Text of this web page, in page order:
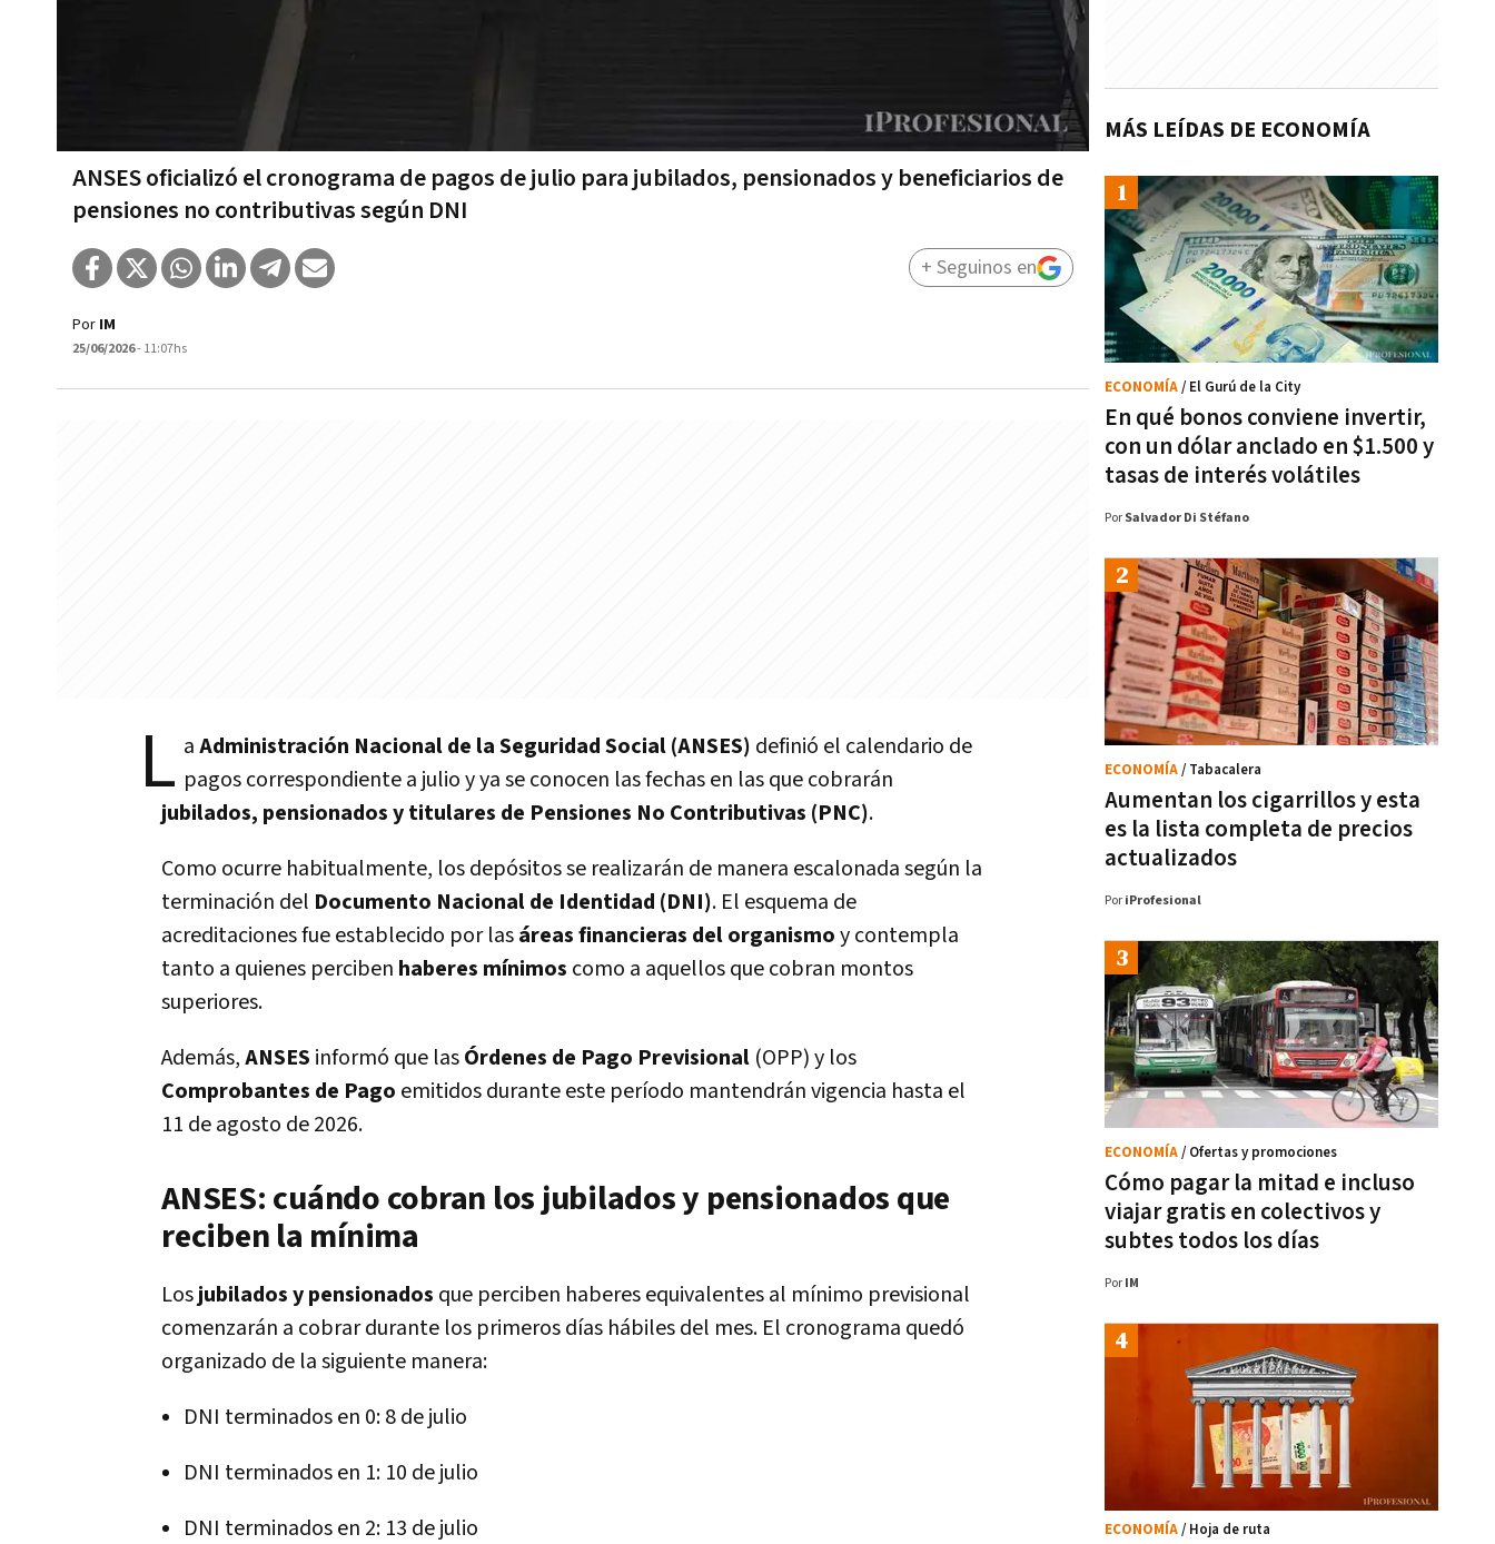
ANSES oficializó el cronograma de pagos de julio para jubilados, pensionados y beneficiarios de
pensiones no contributivas según DNI
Por IM
25/06/2026- 11:07hs
+ Seguinos en
L aAdministración Nacional de la Seguridad Social (ANSES) definió el calendario de
pagos correspondiente a julio y ya se conocen las fechas en las que cobrarán
jubilados, pensionados y titulares de Pensiones No Contributivas (PNC).
Como ocurre habitualmente, los depósitos se realizarán de manera escalonada según la
terminación del Documento Nacional de Identidad (DNI). El esquema de
acreditaciones fue establecido por lasáreas financieras del organismoy contempla
tanto a quienes perciben haberes mínimos como a aquellos que cobran montos
superiores.
Además,ANSES informó que lasÓrdenes de Pago Previsional (OPP) y los
Comprobantes de Pago emitidos durante este período mantendrán vigencia hasta el
11 de agosto de 2026.
ANSES: cuándo cobran los jubilados y pensionados que
reciben la mínima
Losjubilados y pensionados que perciben haberes equivalentes al mínimo previsional
comenzarán a cobrar durante los primeros días hábiles del mes. El cronograma quedó
organizado de la siguiente manera:
DNI terminados en 0: 8 de julio
DNI terminados en 1: 10 de julio
DNI terminados en 2: 13 de julio
MÁS LEÍDAS DE ECONOMÍA
En qué bonos conviene invertir,
con un dólar anclado en $1.500 y
tasas de interés volátiles
ECONOMÍA/ El Gurú de la City
Por Salvador Di Stéfano
Aumentan los cigarrillos y esta
es la lista completa de precios
actualizados
ECONOMÍA/ Tabacalera
Por iProfesional
Cómo pagar la mitad e incluso
viajar gratis en colectivos y
subtes todos los días
ECONOMÍA/ Ofertas y promociones
Por IM
ECONOMÍA/ Hoja de ruta